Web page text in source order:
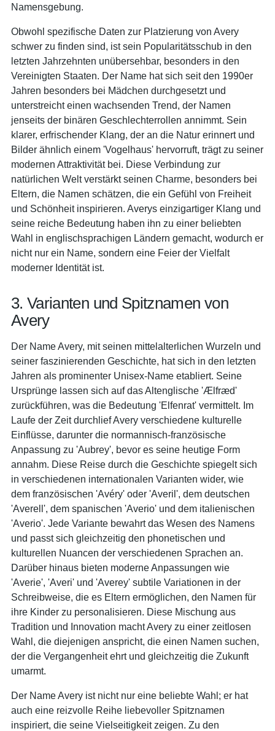
Namensgebung.
Obwohl spezifische Daten zur Platzierung von Avery
schwer zu finden sind, ist sein Popularitätsschub in den
letzten Jahrzehnten unübersehbar, besonders in den
Vereinigten Staaten. Der Name hat sich seit den 1990er
Jahren besonders bei Mädchen durchgesetzt und
unterstreicht einen wachsenden Trend, der Namen
jenseits der binären Geschlechterrollen annimmt. Sein
klarer, erfrischender Klang, der an die Natur erinnert und
Bilder ähnlich einem 'Vogelhaus' hervorruft, trägt zu seiner
modernen Attraktivität bei. Diese Verbindung zur
natürlichen Welt verstärkt seinen Charme, besonders bei
Eltern, die Namen schätzen, die ein Gefühl von Freiheit
und Schönheit inspirieren. Averys einzigartiger Klang und
seine reiche Bedeutung haben ihn zu einer beliebten
Wahl in englischsprachigen Ländern gemacht, wodurch er
nicht nur ein Name, sondern eine Feier der Vielfalt
moderner Identität ist.
3. Varianten und Spitznamen von
Avery
Der Name Avery, mit seinen mittelalterlichen Wurzeln und
seiner faszinierenden Geschichte, hat sich in den letzten
Jahren als prominenter Unisex-Name etabliert. Seine
Ursprünge lassen sich auf das Altenglische 'Ælfræd'
zurückführen, was die Bedeutung 'Elfenrat' vermittelt. Im
Laufe der Zeit durchlief Avery verschiedene kulturelle
Einflüsse, darunter die normannisch-französische
Anpassung zu 'Aubrey', bevor es seine heutige Form
annahm. Diese Reise durch die Geschichte spiegelt sich
in verschiedenen internationalen Varianten wider, wie
dem französischen 'Avéry' oder 'Averil', dem deutschen
'Averell', dem spanischen 'Averio' und dem italienischen
'Averio'. Jede Variante bewahrt das Wesen des Namens
und passt sich gleichzeitig den phonetischen und
kulturellen Nuancen der verschiedenen Sprachen an.
Darüber hinaus bieten moderne Anpassungen wie
'Averie', 'Averi' und 'Averey' subtile Variationen in der
Schreibweise, die es Eltern ermöglichen, den Namen für
ihre Kinder zu personalisieren. Diese Mischung aus
Tradition und Innovation macht Avery zu einer zeitlosen
Wahl, die diejenigen anspricht, die einen Namen suchen,
der die Vergangenheit ehrt und gleichzeitig die Zukunft
umarmt.
Der Name Avery ist nicht nur eine beliebte Wahl; er hat
auch eine reizvolle Reihe liebevoller Spitznamen
inspiriert, die seine Vielseitigkeit zeigen. Zu den